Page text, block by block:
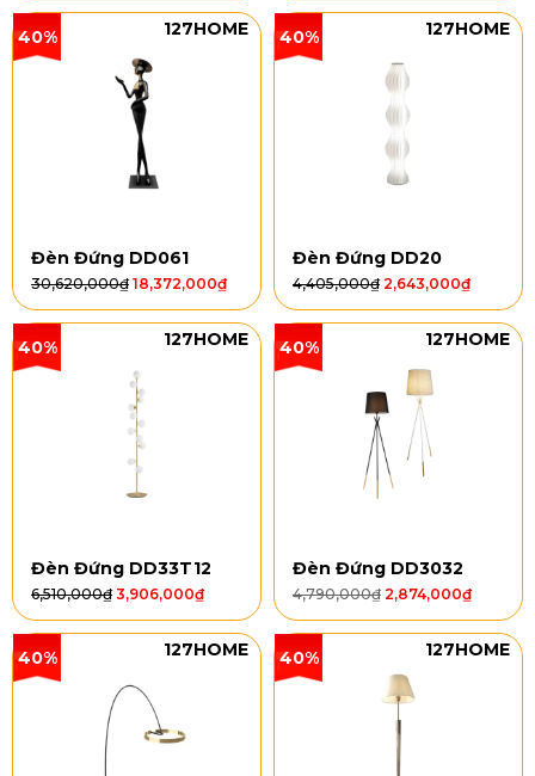
40% 127HOME
Đèn Đứng DD061
30,620,000₫ 18,372,000₫
40% 127HOME
Đèn Đứng DD20
4,405,000₫ 2,643,000₫
40% 127HOME
Đèn Đứng DD33T12
6,510,000₫ 3,906,000₫
40% 127HOME
Đèn Đứng DD3032
4,790,000₫ 2,874,000₫
40% 127HOME 40% 127HOME